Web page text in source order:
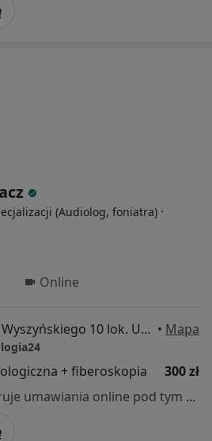
(Audiolog, foniatra) ·
Online
Kardynała Stefana Wyszyńskiego 10 lok. U8, Białystok • Mapa
+ fiberoskopia
300 zł
Specjalista nie oferuje umawiania online pod tym adresem.